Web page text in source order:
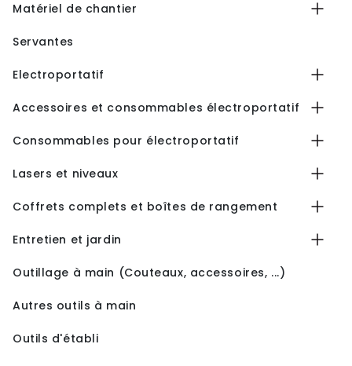
Matériel de chantier
Servantes
Electroportatif
Accessoires et consommables électroportatif
Consommables pour électroportatif
Lasers et niveaux
Coffrets complets et boîtes de rangement
Entretien et jardin
Outillage à main (Couteaux, accessoires, ...)
Autres outils à main
Outils d'établi